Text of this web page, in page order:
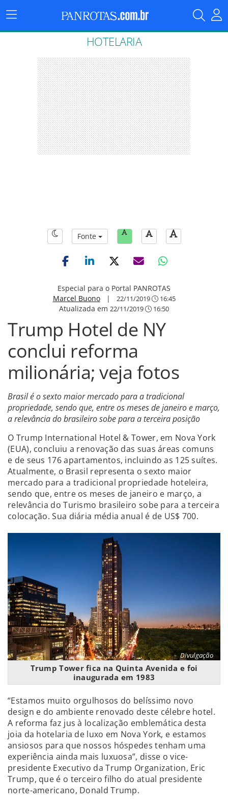
Menu
Principal
HOTELARIA
Fonte
Especial para o Portal PANROTAS
Marcel Buono| 22/11/2019 16:45
Atualizada em 22/11/2019 16:50
Trump Hotel de NY
conclui reforma
milionária; veja fotos
Brasil é o sexto maior mercado para a tradicional
propriedade, sendo que, entre os meses de janeiro e março,
a relevância do brasileiro sobe para a terceira posição
O Trump International Hotel & Tower, em Nova York
(EUA), concluiu a renovação das suas áreas comuns
e de seus 176 apartamentos, incluindo as 125 suítes.
Atualmente, o Brasil representa o sexto maior
mercado para a tradicional propriedade hoteleira,
sendo que, entre os meses de janeiro e março, a
relevância do Turismo brasileiro sobe para a terceira
colocação. Sua diária média anual é de US$ 700.
Divulgação
Trump Tower fica na Quinta Avenida e foi
inaugurada em 1983
“Estamos muito orgulhosos do belíssimo novo
design e do ambiente renovado deste célebre hotel.
A reforma faz jus à localização emblemática desta
joia da hotelaria de luxo em Nova York, e estamos
ansiosos para que nossos hóspedes tenham uma
experiência ainda mais luxuosa”, disse o vice-
presidente Executivo da Trump Organization, Eric
Trump, que é o terceiro filho do atual presidente
norte-americano, Donald Trump.